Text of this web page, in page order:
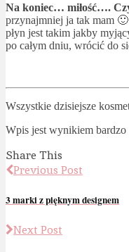
Na koniec… miłość….
przynajmniej ja tak mam
płyn jest takim jakby
po całym dniu, wrócić do
Wszystkie dzisiejsze
Wpis jest wynikiem bardzo
Share This
Previous Post
3 marki z pięknym designem
Next Post